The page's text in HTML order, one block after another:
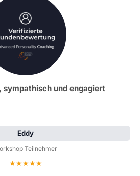
sympathisch und engagiert
Eddy
Teilnehmer
Bewertung: 5 von 5 Sternen